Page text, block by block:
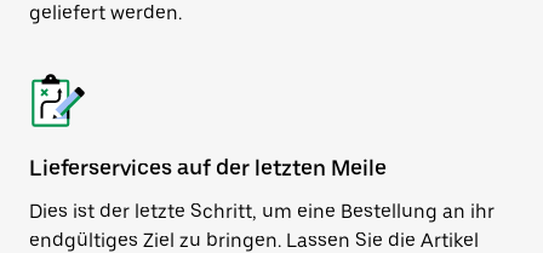
geliefert werden.
Lieferservices auf der letzten Meile
Dies ist der letzte Schritt, um eine Bestellung an ihr
endgültiges Ziel zu bringen. Lassen Sie die Artikel